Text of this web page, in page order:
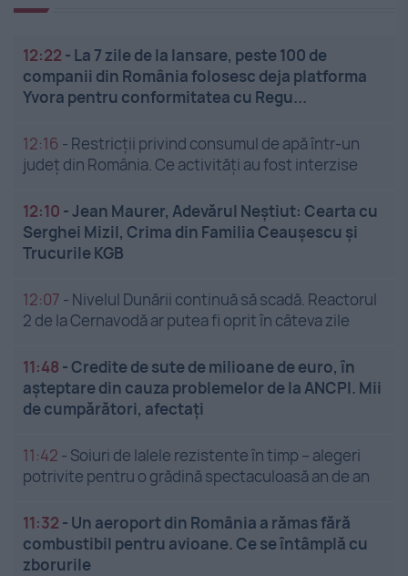
12:22 - La 7 zile de la lansare, peste 100 de
companii din România folosesc deja platforma
Yvora pentru conformitatea cu Regu...
12:16 - Restricții privind consumul de apă într-un
județ din România. Ce activități au fost interzise
12:10 -Jean Maurer, Adevărul Neștiut: Cearta cu
Serghei Mizil, Crima din Familia Ceaușescu și
Trucurile KGB
12:07 - Nivelul Dunării continuă să scadă. Reactorul
2 de la Cernavodă ar putea fi oprit în câteva zile
11:48 -Credite de sute de milioane de euro, în
așteptare din cauza problemelor de la ANCPI. Mii
de cumpărători, afectați
11:42 - Soiuri de lalele rezistente în timp – alegeri
potrivite pentru o grădină spectaculoasă an de an
11:32 - Un aeroport din România a rămas fără
combustibil pentru avioane. Ce se întâmplă cu
zborurile